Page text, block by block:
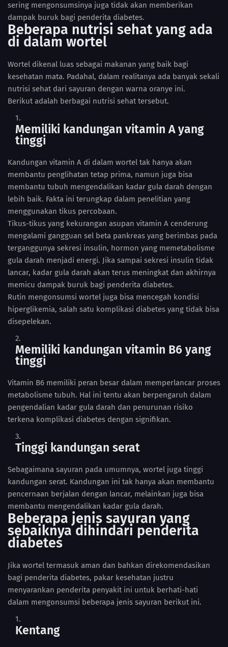
sering mengonsumsinya juga tidak akan memberikan
dampak buruk bagi penderita diabetes.
Beberapa nutrisi sehat yang ada
di dalam wortel
Wortel dikenal luas sebagai makanan yang baik bagi
kesehatan mata. Padahal, dalam realitanya ada banyak sekali
nutrisi sehat dari sayuran dengan warna oranye ini.
Berikut adalah berbagai nutrisi sehat tersebut.
Memiliki kandungan vitamin A yang
tinggi
Kandungan vitamin A di dalam wortel tak hanya akan
membantu penglihatan tetap prima, namun juga bisa
membantu tubuh mengendalikan kadar gula darah dengan
lebih baik. Fakta ini terungkap dalam penelitian yang
menggunakan tikus percobaan.
Tikus-tikus yang kekurangan asupan vitamin A cenderung
mengalami gangguan sel beta pankreas yang berimbas pada
terganggunya sekresi insulin, hormon yang memetabolisme
gula darah menjadi energi. Jika sampai sekresi insulin tidak
lancar, kadar gula darah akan terus meningkat dan akhirnya
memicu dampak buruk bagi penderita diabetes.
Rutin mengonsumsi wortel juga bisa mencegah kondisi
hiperglikemia, salah satu komplikasi diabetes yang tidak bisa
disepelekan.
Memiliki kandungan vitamin B6 yang
tinggi
Vitamin B6 memiliki peran besar dalam memperlancar proses
metabolisme tubuh. Hal ini tentu akan berpengaruh dalam
pengendalian kadar gula darah dan penurunan risiko
terkena komplikasi diabetes dengan signifikan.
Tinggi kandungan serat
Sebagaimana sayuran pada umumnya, wortel juga tinggi
kandungan serat. Kandungan ini tak hanya akan membantu
pencernaan berjalan dengan lancar, melainkan juga bisa
membantu mengendalikan kadar gula darah.
Beberapa jenis sayuran yang
sebaiknya dihindari penderita
diabetes
Jika wortel termasuk aman dan bahkan direkomendasikan
bagi penderita diabetes, pakar kesehatan justru
menyarankan penderita penyakit ini untuk berhati-hati
dalam mengonsumsi beberapa jenis sayuran berikut ini.
Kentang